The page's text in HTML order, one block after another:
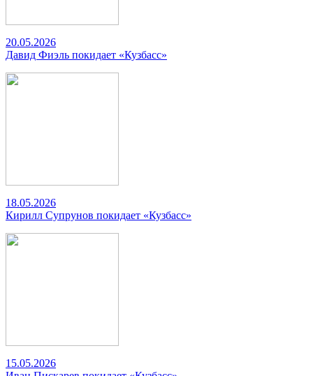
20.05.2026
Давид Фиэль покидает «Кузбасс»
18.05.2026
Кирилл Супрунов покидает «Кузбасс»
15.05.2026